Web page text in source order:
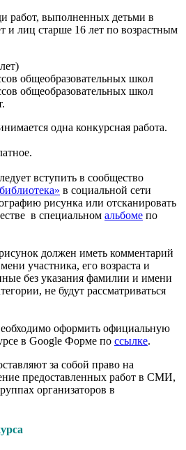
работ, выполненных детьми в
и лиц старше 16 лет по возрастным
общеобразовательных школ
общеобразовательных школ
одна конкурсная работа.
вступить в сообщество
в социальной сети
рисунка или отсканировать
в специальном альбоме по
должен иметь комментарий
участника, его возраста и
без указания фамилии и имени
не будут рассматриваться
оформить официальную
в Google Форме по ссылке.
за собой право на
предоставленных работ в СМИ,
организаторов в